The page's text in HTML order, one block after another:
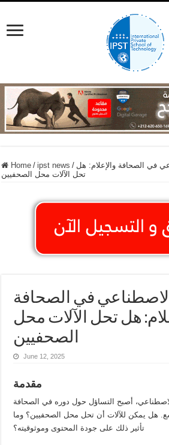
Home / ipst news / في الصحافة والإعلام: هل
تحل الآلات محل الصحفيين
الاصطناعي في الصحافة
هل تحل الآلات محل
الصحفيين
June 12, 2025
مقدمة
أصبح التساؤل حول دوره في الصحافة
هل يمكن للآلات أن تحل محل الصحفيين؟ وما
تأثير ذلك على جودة المحتوى وموثوقيته؟